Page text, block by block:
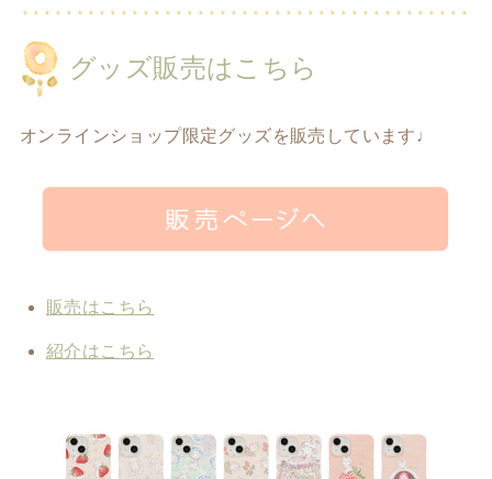
グッズ販売はこちら
オンラインショップ限定グッズを販売しています♩
販売はこちら
紹介はこちら